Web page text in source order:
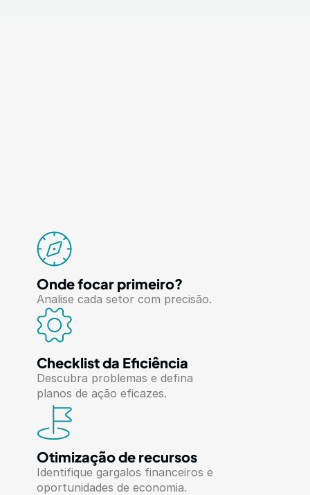
Onde focar primeiro?
Analise cada setor com precisão.
Checklist da Eficiência
Descubra problemas e defina
planos de ação eficazes.
Otimização de recursos
Identifique gargalos financeiros e
oportunidades de economia.